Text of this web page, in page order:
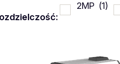
2MP (1)